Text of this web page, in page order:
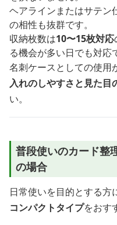
ヘアラインまたはサテン
の相性も抜群です。
収納枚数は10〜15枚対応
る機会が多い日でも対応
名刺ケースとしての使用
入れのしやすさと見た目
い。
普段使いのカード整
の場合
日常使いを目的とする方
コンパクトタイプをおす